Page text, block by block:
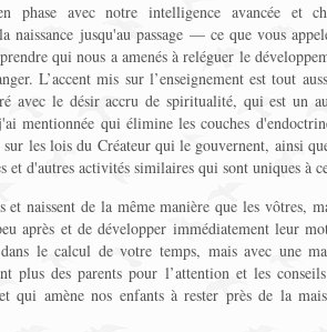
phase avec notre intelligence avancée et
naissance jusqu'au passage — ce que vous
qui nous a amenés à reléguer le
L’accent mis sur l’enseignement est tout
avec le désir accru de spiritualité, qui est un
mentionnée qui élimine les couches
les lois du Créateur qui le gouvernent, ainsi
et d'autres activités similaires qui sont uniques à
et naissent de la même manière que les vôtres,
après et de développer immédiatement leur
le calcul de votre temps, mais avec une
plus des parents pour l’attention et les
amène nos enfants à rester près de la